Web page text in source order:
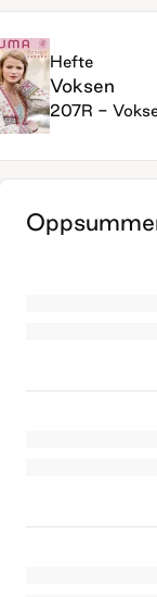
Hefte
Voksen
207R -